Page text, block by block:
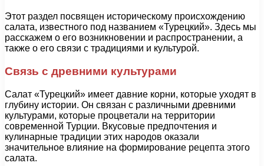
Этот раздел посвящен историческому происхождению
салата, известного под названием «Турецкий». Здесь мы
расскажем о его возникновении и распространении, а
также о его связи с традициями и культурой.
Связь с древними культурами
Салат «Турецкий» имеет давние корни, которые уходят в
глубину истории. Он связан с различными древними
культурами, которые процветали на территории
современной Турции. Вкусовые предпочтения и
кулинарные традиции этих народов оказали
значительное влияние на формирование рецепта этого
салата.